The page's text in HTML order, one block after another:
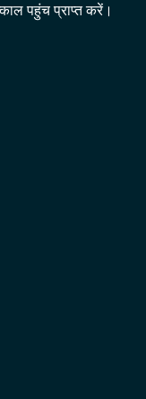
पहुंच प्राप्त करें।